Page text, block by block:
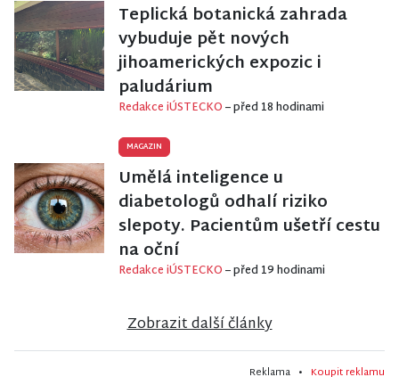
Teplická botanická zahrada
vybuduje pět nových
jihoamerických expozic i
paludárium
Redakce iÚSTECKO– před 18 hodinami
MAGAZIN
Umělá inteligence u
diabetologů odhalí riziko
slepoty. Pacientům ušetří cestu
na oční
Redakce iÚSTECKO– před 19 hodinami
Zobrazit další články
Reklama • Koupit reklamu